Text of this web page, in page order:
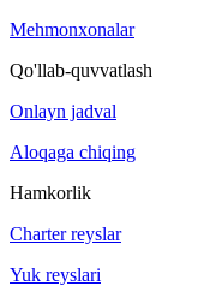
Mehmonxonalar
Qo'llab-quvvatlash
Onlayn jadval
Aloqaga chiqing
Hamkorlik
Charter reyslar
Yuk reyslari